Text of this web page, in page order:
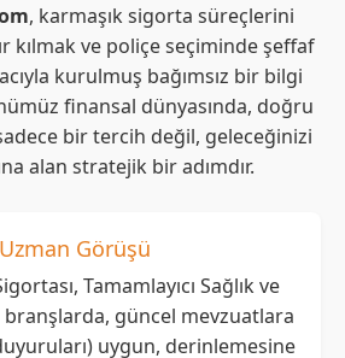
, karmaşık sigorta süreçlerini
kılmak ve poliçe seçiminde şeffaf
kurulmuş bağımsız bir bilgi
finansal dünyasında, doğru
bir tercih değil, geleceğinizi
alan stratejik bir adımdır.
Uzman Görüşü
Tamamlayıcı Sağlık ve
branşlarda, güncel mevzuatlara
uygun, derinlemesine